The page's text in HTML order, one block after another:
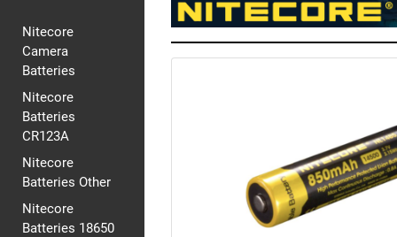
Nitecore
Camera
Batteries
Nitecore
Batteries
CR123A
Nitecore
Batteries Other
Nitecore
Batteries 18650